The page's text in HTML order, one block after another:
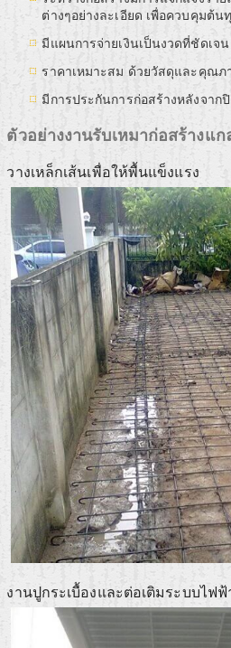
ต่างๆอย่างละเอียด เพื่อควบคุมต้น
มีแผนการจ่ายเงินเป็นงวดที่ชัดเจน
ราคาเหมาะสม ด้วยวัสดุและคุณภ
มีการประกันการก่อสร้างหลังจาก
ตัวอย่างงานรับเหมาก่อสร้างแก
วางเหล็กเส้นเพื่อให้พื้นแข็งแรง
งานปูกระเบื้องและต่อเติมระบบไฟ